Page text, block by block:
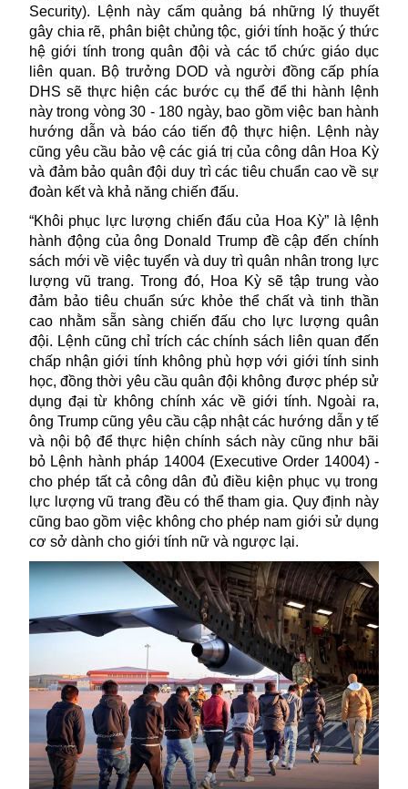
Security). Lệnh này cấm quảng bá những
lý thuyết
gây chia rẽ, phân biệt chủng tộc, giới tính hoặc ý thức
hệ giới tính trong quân đội và các tổ chức giáo dục
liên quan. Bộ trưởng DOD và người đồng cấp phía
DHS sẽ thực hiện các bước cụ thể để thi hành lệnh
này trong vòng 30 - 180 ngày, bao gồm việc ban hành
hướng dẫn và báo cáo tiến độ thực hiện. Lệnh này
cũng yêu cầu bảo vệ các giá trị của công dân Hoa Kỳ
và đảm bảo quân đội duy trì các tiêu chuẩn cao về sự
đoàn kết và khả năng chiến đấu.
“Khôi phục lực lượng chiến đấu của Hoa Kỳ” là l ệnh
hành động của ông Donald Trump đề cập đến chính
sách mới về việctuyển và duy trì quân nhân trong lực
lượng vũ trang. Trong đó, Hoa Kỳ sẽ tập trung vào
đảm bảotiêu chuẩn sức khỏe thể chất và tinh thần
cao nhằmsẵn sàng chiến đấucho lực lượngquân
đội. Lệnh cũng chỉ trích các chính sách liên quan đến
chấp nhậngiới tính không phù hợp với giới tính sinh
học, đồng thời yêu cầu quân đội không được phép sử
dụng đại từ không chính xác về giới tính. Ngoài ra,
ông Trump cũng yêu cầu cập nhật các hướng dẫn y tế
và nội bộ để thực hiện chính sách này cũng như bãi
bỏ Lệnh hành pháp 14004(Executive Order 14004) -
cho phép tất cả công dân đủ điều kiện phục vụ trong
ực lượng vũ trang đều có thểtham gia. Quy định này
cũng bao gồm việc không cho phép nam giới sử dụng
cơ sở dành cho giới tính nữ và ngược lại.